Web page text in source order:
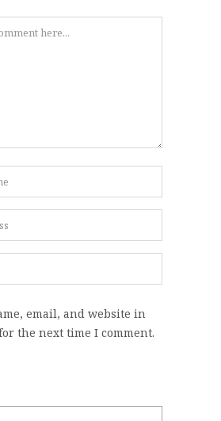
email, and website in
the next time I comment.